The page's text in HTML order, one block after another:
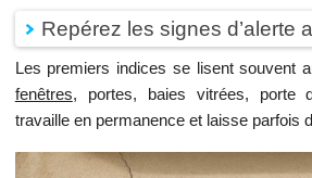
Repérez les signes d’alerte
Les premiers indices se lisent souvent
fenêtres, portes, baies vitrées, porte
travaille en permanence et laisse parfois